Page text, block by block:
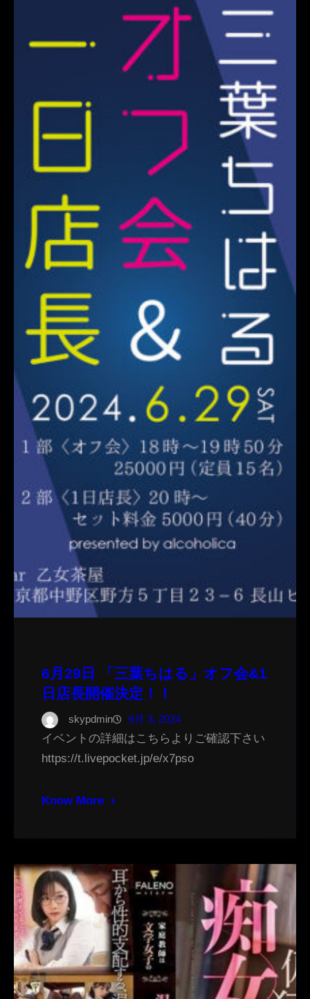
6月29日 「三葉ちはる」オフ会&1
日店長開催決定！！
skypdmin 6月 3, 2024
イベントの詳細はこちらよりご確認下さい
https://t.livepocket.jp/e/x7pso
Know More